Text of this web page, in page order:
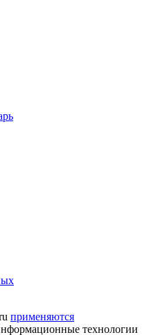
применяются
технологии